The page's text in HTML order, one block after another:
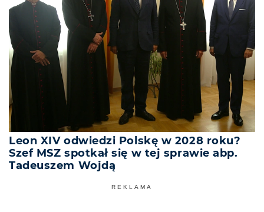
Leon XIV odwiedzi Polskę w 2028 roku?
Szef MSZ spotkał się w tej sprawie abp.
Tadeuszem Wojdą
REKLAMA